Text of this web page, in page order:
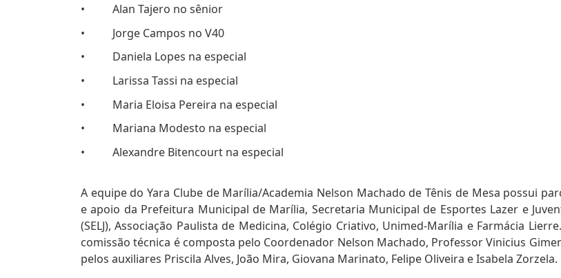
• Alan Tajero no sênior
• Jorge Campos no V40
• Daniela Lopes na especial
• Larissa Tassi na especial
• Maria Eloisa Pereira na especial
• Mariana Modesto na especial
• Alexandre Bitencourt na especial
A equipe do Yara Clube de Marília/Academia Nelson Machado de Tênis de Mesa possui
e apoio da Prefeitura Municipal de Marília, Secretaria Municipal de Esportes Lazer e
(SELJ), Associação Paulista de Medicina, Colégio Criativo, Unimed-Marília e Farmácia
comissão técnica é composta pelo Coordenador Nelson Machado, Professor Vinicius
pelos auxiliares Priscila Alves, João Mira, Giovana Marinato, Felipe Oliveira e Isabela Zorzela.